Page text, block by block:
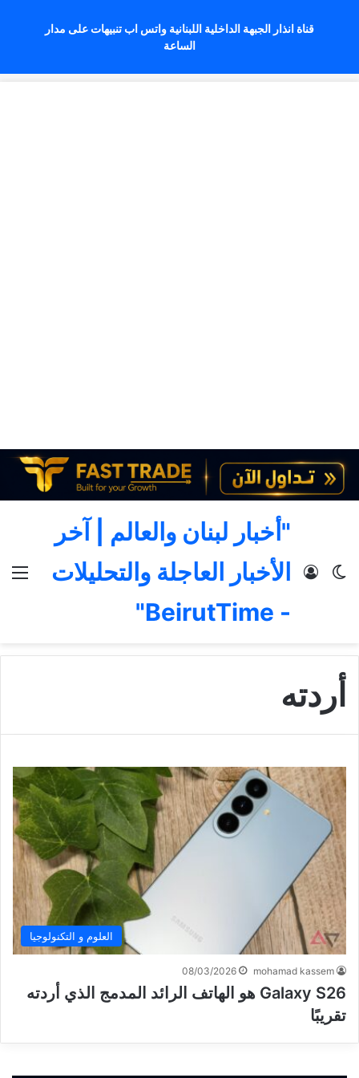
قناة انذار الجبهة الداخلية اللبنانية واتس اب تنبيهات على مدار
الساعة
"أخبار لبنان والعالم | آخر
الأخبار العاجلة والتحليلات
- BeirutTime"
الوضع المظلم
تسجيل الدخول
أردته
العلوم و التكنولوجيا
mohamad kassem
08/03/2026
Galaxy S26 هو الهاتف الرائد المدمج الذي أردته
تقريبًا